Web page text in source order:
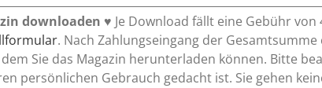
downloaden ♥ Je Download fällt eine Gebühr von
. Nach Zahlungseingang der
Sie das Magazin herunterladen können. Bitte
persönlichen Gebrauch gedacht ist. Sie gehen